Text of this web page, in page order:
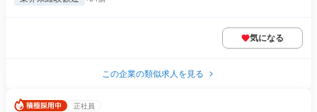
気になる
この企業の類似求人を見る
正社員